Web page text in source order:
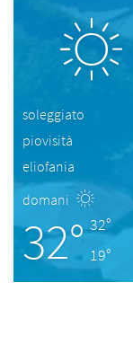
soleggiato
piovisità
eliofania
domani
32° 32°
19°